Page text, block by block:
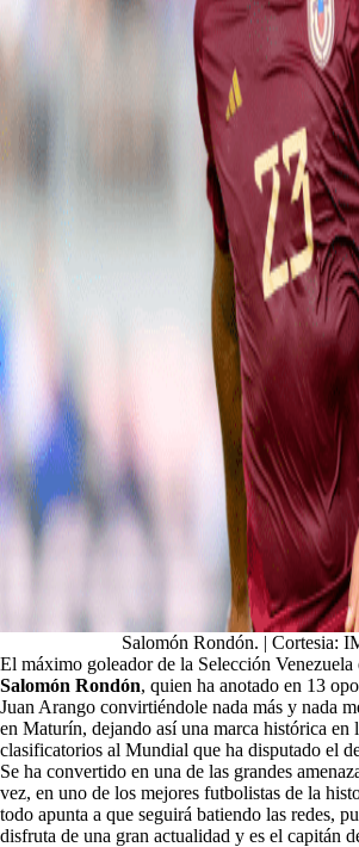
Salomón Rondón. | Cortesia:
El máximo goleador de la Selección
Salomón Rondón, quien ha anotado en 13
Juan Arango convirtiéndole nada más y nada
en Maturín, dejando así una marca histórica en
clasificatorios al Mundial que ha disputado el
Se ha convertido en una de las grandes
vez, en uno de los mejores futbolistas de la
todo apunta a que seguirá batiendo las redes,
disfruta de una gran actualidad y es el capitán